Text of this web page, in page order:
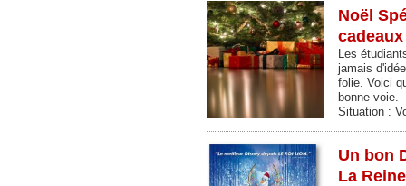
Noël
Les
jamais
folie. Voici
bonne
Situation :
Un bon
La